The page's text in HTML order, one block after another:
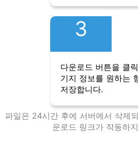
3
다운로드 버튼을 클
기지 정보를 원하는
저장합니다.
파일은 24시간 후에 서버에서 삭제
운로드 링크가 작동하